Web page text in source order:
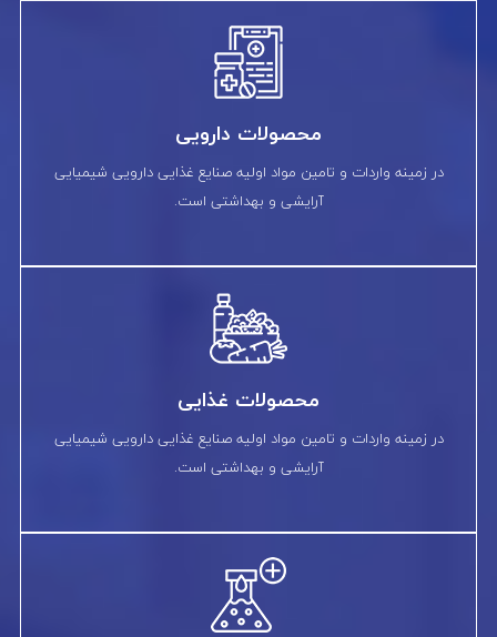
محصولات دارویی
در زمینه واردات و تامین مواد اولیه صنایع غذایی دارویی شیمیایی
آرایشی و بهداشتی است.
محصولات غذایی
در زمینه واردات و تامین مواد اولیه صنایع غذایی دارویی شیمیایی
آرایشی و بهداشتی است.